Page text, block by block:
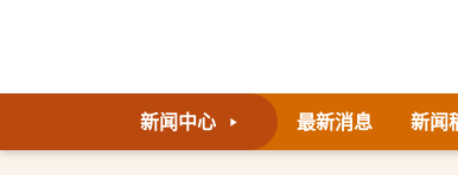
新闻中心 最新消息 新闻